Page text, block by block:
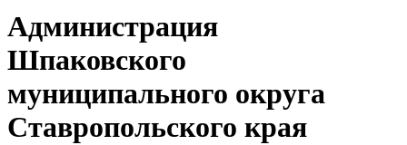
Администрация
Шпаковского
муниципального округа
Ставропольского края